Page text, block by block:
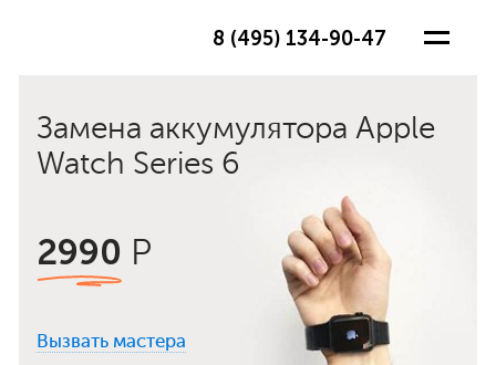
8 (495) 134-90-47
Замена аккумулятора Apple
Watch Series 6
2990 Р
Вызвать мастера